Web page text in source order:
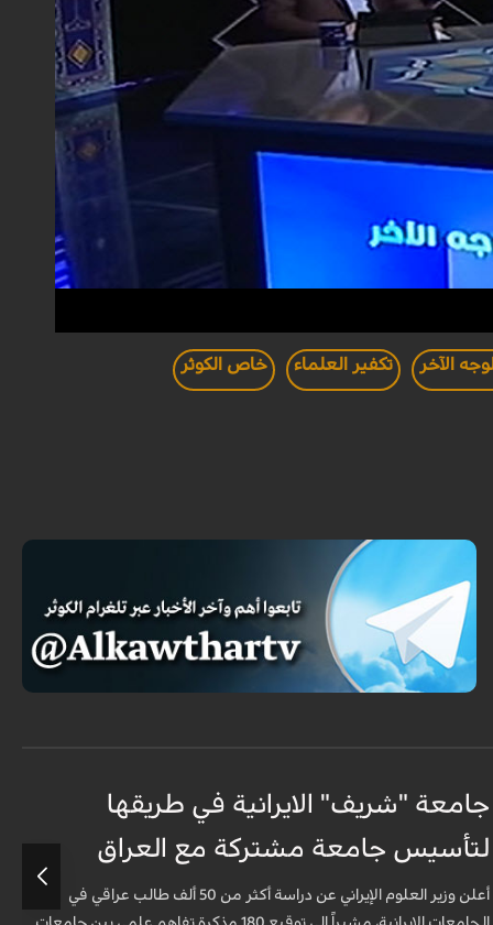
الآخر تكفير العلماء خاص الكوثر
جامعة "شريف" الايرانية في طريقها
لتأسيس جامعة مشتركة مع العراق
أعلن وزير العلوم الإيراني عن دراسة أكثر من 50 ألف طالب عراقي في